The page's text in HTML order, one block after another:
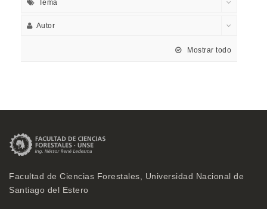
Tema
Autor
Mostrar todo
Facultad de Ciencias Forestales, Universidad Nacional de
Santiago del Estero